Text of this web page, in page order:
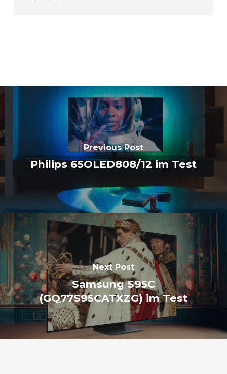
Previous Post
Philips 65OLED808/12 im Test
Next Post
Samsung S95C
(GQ77S95CATXZG) im Test